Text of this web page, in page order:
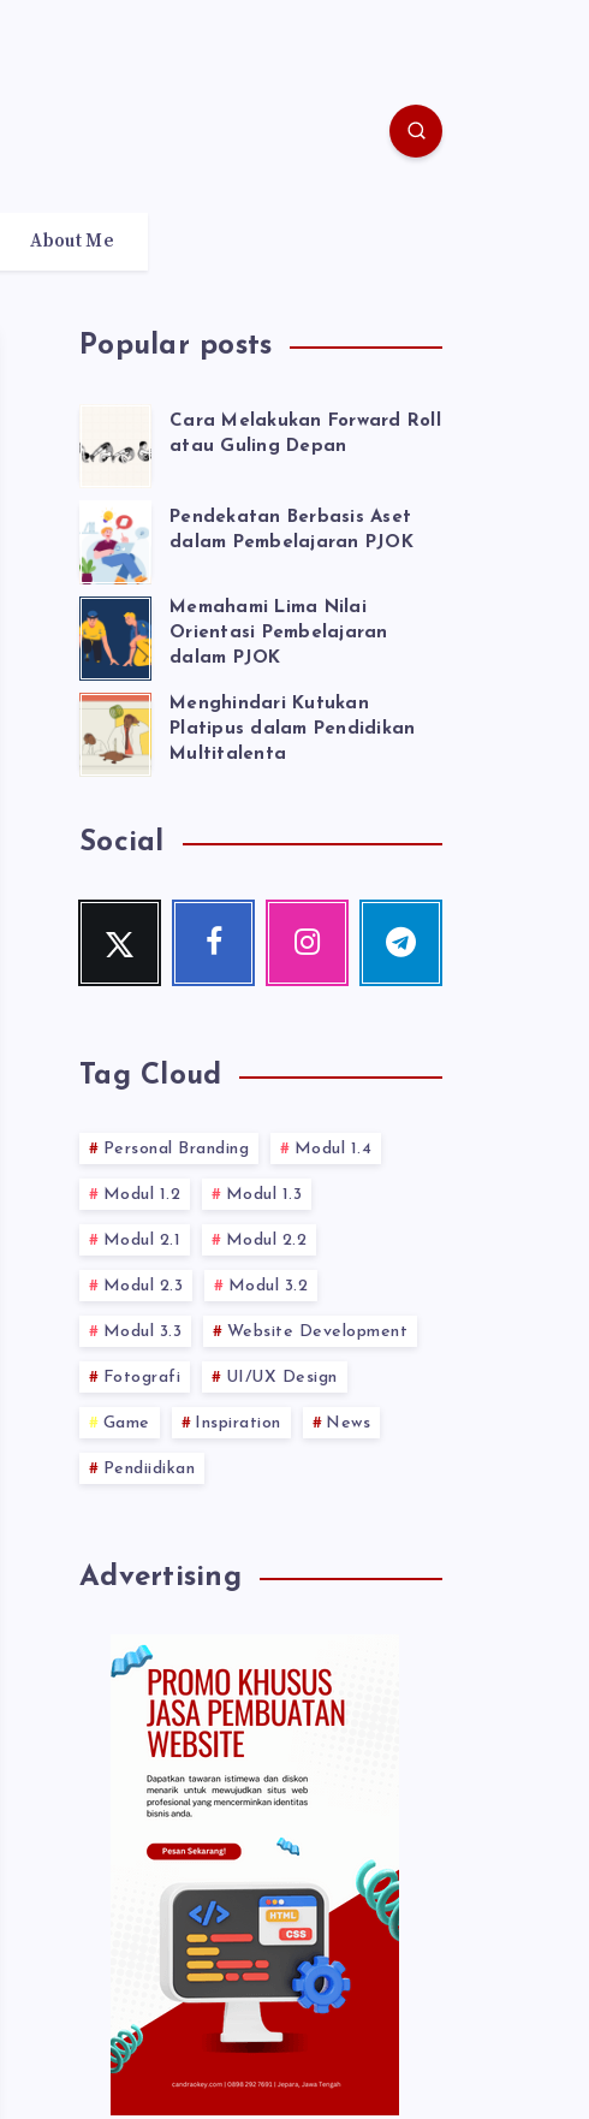
About Me
Popular posts
Cara Melakukan Forward Roll
atau Guling Depan
Pendekatan Berbasis Aset
dalam Pembelajaran PJOK
Memahami Lima Nilai
Orientasi Pembelajaran
dalam PJOK
Menghindari Kutukan
Platipus dalam Pendidikan
Multitalenta
Social
Twitter
Follow
Facebook
Follow
InstagramTelegram
Follow
Tag Cloud
Personal Branding Modul 1.4
Modul 1.2 Modul 1.3
Modul 2.1 Modul 2.2
Modul 2.3 Modul 3.2
Modul 3.3 Website Development
Fotografi UI/UX Design
Game Inspiration News
Pendiidikan
Advertising